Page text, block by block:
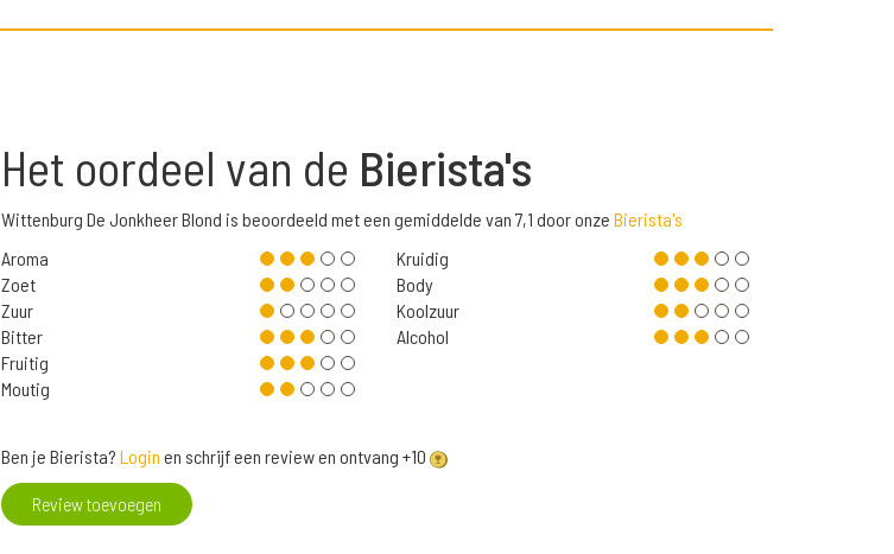
Het oordeel van de Bierista's
Wittenburg De Jonkheer Blond is beoordeeld met een gemiddelde van 7,1 door onze Bierista's
Aroma
Zoet
Zuur
Bitter
Fruitig
Moutig
Kruidig
Body
Koolzuur
Alcohol
Ben je Bierista? Login en schrijf een review en ontvang +10
Review toevoegen